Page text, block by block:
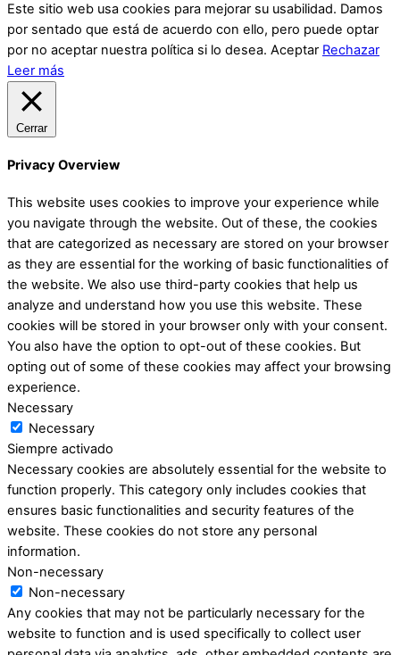
Este sitio web usa cookies para mejorar su usabilidad. Damos
por sentado que está de acuerdo con ello, pero puede optar
por no aceptar nuestra política si lo desea. Aceptar Rechazar
Leer más
Cerrar
Privacy Overview
This website uses cookies to improve your experience while
you navigate through the website. Out of these, the cookies
that are categorized as necessary are stored on your browser
as they are essential for the working of basic functionalities of
the website. We also use third-party cookies that help us
analyze and understand how you use this website. These
cookies will be stored in your browser only with your consent.
You also have the option to opt-out of these cookies. But
opting out of some of these cookies may affect your browsing
experience.
Necessary
Necessary
Siempre activado
Necessary cookies are absolutely essential for the website to
function properly. This category only includes cookies that
ensures basic functionalities and security features of the
website. These cookies do not store any personal
information.
Non-necessary
Non-necessary
Any cookies that may not be particularly necessary for the
website to function and is used specifically to collect user